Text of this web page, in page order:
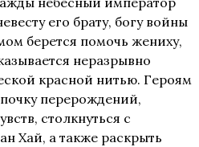
его брату, богу войны
берется помочь жениху,
неразрывно
красной нитью. Героям
перерождений,
столкнуться с
Хай, а также раскрыть